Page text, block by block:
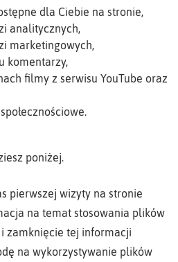
dla Ciebie na stronie,
analitycznych,
marketingowych,
komentarzy,
filmy z serwisu YouTube oraz
poniżej.
pierwszej wizyty na stronie
na temat stosowania plików
zamknięcie tej informacji
na wykorzystywanie plików